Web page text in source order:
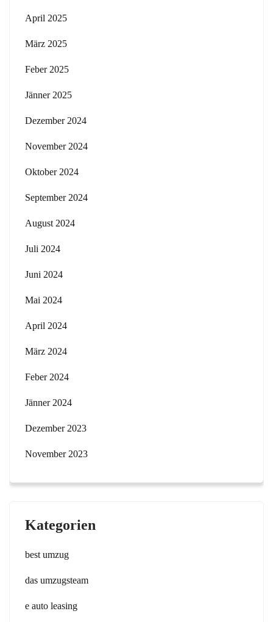
April 2025
März 2025
Feber 2025
Jänner 2025
Dezember 2024
November 2024
Oktober 2024
September 2024
August 2024
Juli 2024
Juni 2024
Mai 2024
April 2024
März 2024
Feber 2024
Jänner 2024
Dezember 2023
November 2023
Kategorien
best umzug
das umzugsteam
e auto leasing